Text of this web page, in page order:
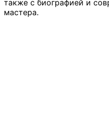
также с биографией и
мастера.